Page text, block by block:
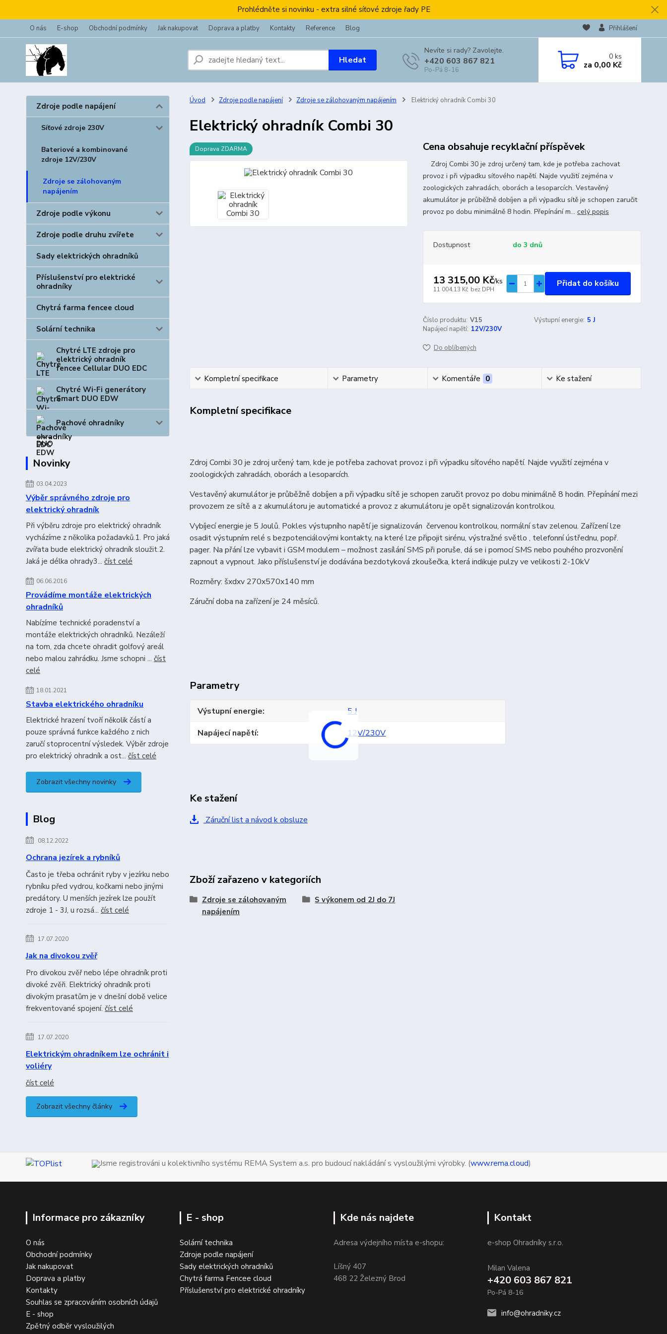
Prohlédněte si novinku - extra silné síťové zdroje řady PE
O nás E-shop Obchodní podmínky Jak nakupovat Doprava a platby Kontakty Reference Blog Přihlášení
Hledat
Nevíte si rady? Zavolejte.
+420 603 867 821
Po-Pá 8-16
0ks
za 0,00 Kč
Zdroje podle napájení
Síťové zdroje 230V
Bateriové a kombinované
zdroje 12V/230V
Zdroje se zálohovaným
napájením
Zdroje podle výkonu
Zdroje podle druhu zvířete
Sady elektrických ohradníků
Příslušenství pro elektrické
ohradníky
Chytrá farma fencee cloud
Solární technika
Chytré LTE zdroje pro
elektrický ohradník
fencee Cellular DUO EDC
Chytré Wi-Fi generátory
Smart DUO EDW
Pachové ohradníky
Novinky
03.04.2023
Výběr správného zdroje pro
elektrický ohradník
Při výběru zdroje pro elektrický ohradník
vycházíme z několika požadavků.1. Pro jaká
zvířata bude elektrický ohradník sloužit.2.
Jaká je délka ohrady3... číst celé
06.06.2016
Provádíme montáže elektrických
ohradníků
Nabízíme technické poradenství a
montáže elektrických ohradníků. Nezáleží
na tom, zda chcete ohradit golfový areál
nebo malou zahrádku. Jsme schopni ... číst
celé
18.01.2021
Stavba elektrického ohradníku
Elektrické hrazení tvoří několik částí a
pouze správná funkce každého z nich
zaručí stoprocentní výsledek. Výběr zdroje
pro elektrický ohradník a ost... číst celé
Zobrazit všechny novinky
Blog
08.12.2022
Ochrana jezírek a rybníků
Často je třeba ochránit ryby v jezírku nebo
rybníku před vydrou, kočkami nebo jinými
predátory. U menších jezírek lze použít
zdroje 1 - 3J, u rozsá... číst celé
17.07.2020
Jak na divokou zvěř
Pro divokou zvěř nebo lépe ohradník proti
divoké zvěři. Elektrický ohradník proti
divokým prasatům je v dnešní době velice
frekventované spojení. číst celé
17.07.2020
Elektrickým ohradníkem lze ochránit i
voliéry
číst celé
Zobrazit všechny články
Úvod Zdroje podle napájení Zdroje se zálohovaným napájením Elektrický ohradník Combi 30
Elektrický ohradník Combi 30
Doprava ZDARMA Cena obsahuje recyklační příspěvek
Zdroj Combi 30 je zdroj určený tam, kde je potřeba zachovat
provoz i při výpadku síťového napětí. Najde využití zejména v
zoologických zahradách, oborách a lesoparcích. Vestavěný
akumulátor je průběžně dobíjen a při výpadku sítě je schopen zaručit
provoz po dobu minimálně 8 hodin. Přepínání m... celý popis
Dostupnost do 3 dnů
13 315,00 Kč/ks
11 004,13 Kč bez DPH
Přidat do košíku
Číslo produktu: V15 Výstupní energie: 5 J
Napájecí napětí: 12V/230V
Do oblíbených
Kompletní specifikace Parametry Komentáře 0 Ke stažení
Kompletní specifikace
Zdroj Combi 30 je zdroj určený tam, kde je potřeba zachovat provoz i při výpadku síťového napětí. Najde využití zejména v
zoologických zahradách, oborách a lesoparcích.
Vestavěný akumulátor je průběžně dobíjen a při výpadku sítě je schopen zaručit provoz po dobu minimálně 8 hodin. Přepínání mezi
provozem ze sítě a z akumulátoru je automatické a provoz z akumulátoru je opět signalizován kontrolkou.
Vybíjecí energie je 5 Joulů. Pokles výstupního napětí je signalizován červenou kontrolkou, normální stav zelenou. Zařízení lze
osadit výstupním relé s bezpotenciálovými kontakty, na které lze připojit sirénu, výstražné světlo , telefonní ústřednu, popř.
pager. Na přání lze vybavit i GSM modulem – možnost zasílání SMS při poruše, dá se i pomocí SMS nebo pouhého prozvonění
zapnout a vypnout. Jako příslušenství je dodávána bezdotyková zkoušečka, která indikuje pulzy ve velikosti 2-10kV
Rozměry: šxdxv 270x570x140 mm
Záruční doba na zařízení je 24 měsíců.
Parametry
Výstupní energie
5 J
Napájecí napětí
12V/230V
Ke stažení
Záruční list a návod k obsluze
Zboží zařazeno v kategoriích
Zdroje se zálohovaným
napájením
S výkonem od 2J do 7J
Jsme registrováni u kolektivního systému REMA System a.s. pro budoucí nakládání s vysloužilými výrobky. (www.rema.cloud)
Informace pro zákazníky
O nás
Obchodní podmínky
Jak nakupovat
Doprava a platby
Kontakty
Souhlas se zpracováním osobních údajů
E - shop
Zpětný odběr vysloužilých
E - shop
Solární technika
Zdroje podle napájení
Sady elektrických ohradníků
Chytrá farma Fencee cloud
Příslušenství pro elektrické ohradníky
Kde nás najdete
Adresa výdejního místa e-shopu:
Líšný 407
468 22 Železný Brod
Kontakt
e-shop Ohradníky s.r.o.
Milan Valena
+420 603 867 821
Po-Pá 8-16
info@ohradniky.cz